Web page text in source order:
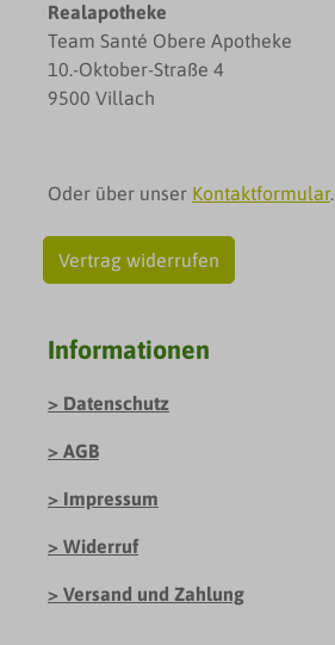
Realapotheke
Team Santé Obere Apotheke
10.-Oktober-Straße 4
9500 Villach
Oder über unser Kontaktformular.
Vertrag widerrufen
Informationen
Datenschutz
AGB
Impressum
Widerruf
Versand und Zahlung